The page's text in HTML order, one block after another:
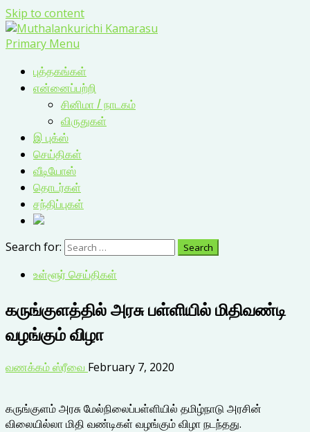
Skip to content
Primary Menu
புத்தகங்கள்
என்னைப்பற்றி
சினிமா / நாடகம்
விருதுகள்
இ புக்ஸ்
செய்திகள்
வீடியோஸ்
தொடர்கள்
சந்திப்புகள்
Search for:
உள்ளூர் செய்திகள்
கருங்குளத்தில் அரசு பள்ளியில் மிதிவண்டி
வழங்கும் விழா
வணக்கம் ஸ்ரீவை February 7, 2020
கருங்குளம் அரசு மேல்நிலைப்பள்ளியில் தமிழ்நாடு அரசின்
விலையில்லா மிதி வண்டிகள் வழங்கும் விழா நடந்தது.